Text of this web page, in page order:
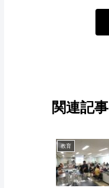
関連記事
教育